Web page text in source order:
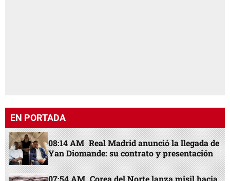
EN PORTADA
08:14 AM Real Madrid anunció la llegada de
Yan Diomande: su contrato y presentación